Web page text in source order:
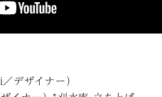
デザイナー）